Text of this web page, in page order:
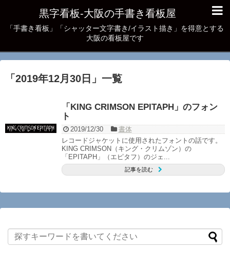
黒字看板‐大阪の手書き看板屋
「手書き看板」「シャッター文字書き/イラスト描き」を得意とする
大阪の看板屋です
「 2019年12月30日 」 一覧
「KING CRIMSON EPITAPH」のフォン
ト
2019/12/30
書体
レコードジャケットに使用されたフォントの話です。
KING CRIMSON（キング・クリムゾン）の
「EPITAPH」（エピタフ）のジェ...
記事を読む